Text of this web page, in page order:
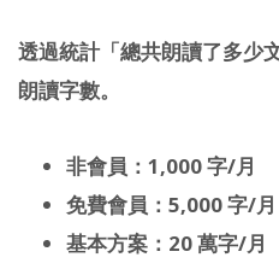
透過統計「總共朗讀了多少
朗讀字數。
非會員：1,000 字/月
免費會員：5,000 字/月
基本方案：20 萬字/月